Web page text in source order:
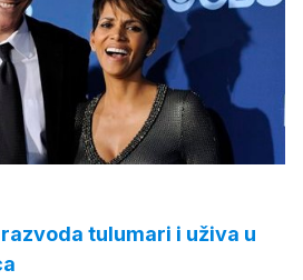
tulumari i uživa u